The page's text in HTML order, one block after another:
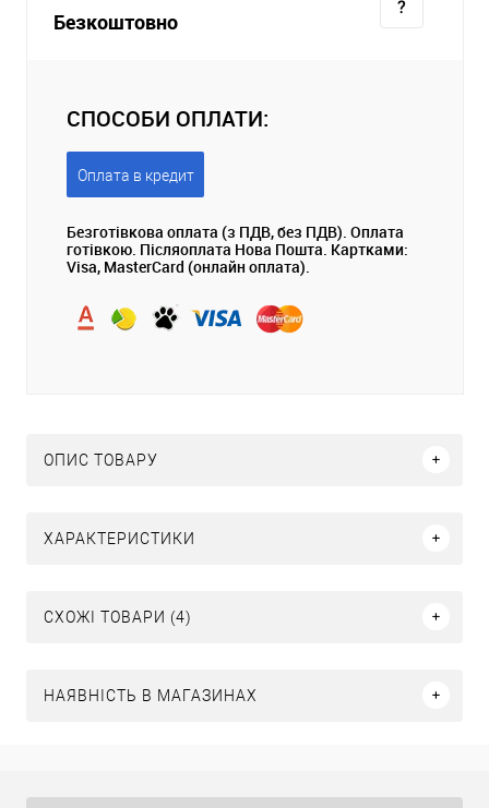
Безкоштовно
СПОСОБИ ОПЛАТИ:
Оплата в кредит
Безготівкова оплата (з ПДВ, без ПДВ). Оплата
готівкою. Післяоплата Нова Пошта. Картками:
Visa, MasterCard (онлайн оплата).
ОПИС ТОВАРУ
ХАРАКТЕРИСТИКИ
СХОЖІ ТОВАРИ (4)
НАЯВНІСТЬ В МАГАЗИНАХ